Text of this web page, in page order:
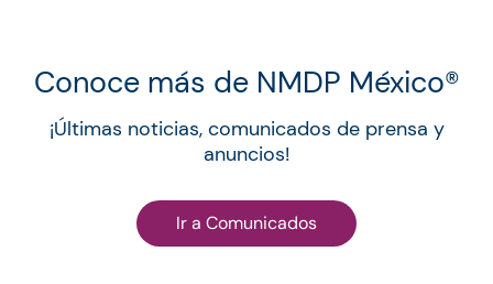
Conoce más de NMDP México®︎
¡Últimas noticias, comunicados de prensa y
anuncios!
Ir a Comunicados